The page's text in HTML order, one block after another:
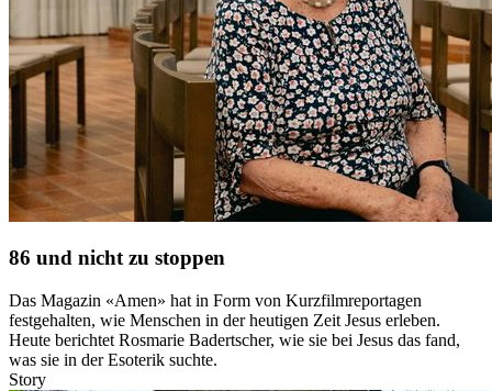
86 und nicht zu stoppen
Das Magazin «Amen» hat in Form von Kurzfilmreportagen
festgehalten, wie Menschen in der heutigen Zeit Jesus erleben.
Heute berichtet Rosmarie Badertscher, wie sie bei Jesus das fand,
was sie in der Esoterik suchte.
Story